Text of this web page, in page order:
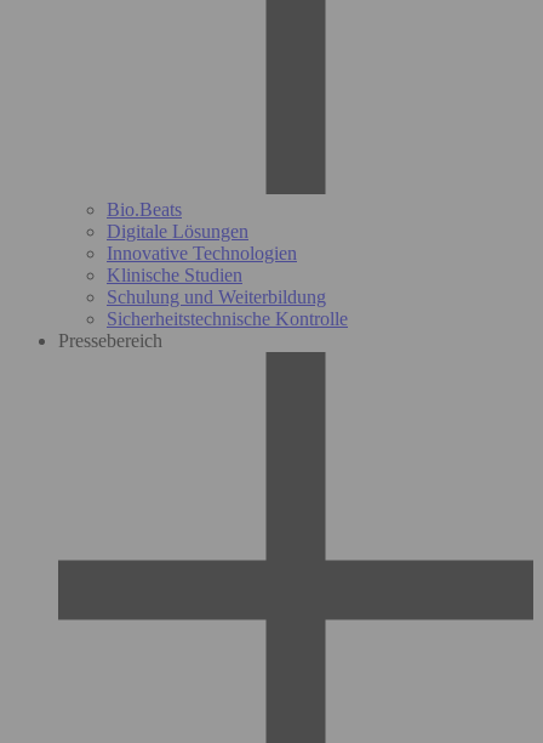
Bio.Beats
Digitale Lösungen
Innovative Technologien
Klinische Studien
Schulung und Weiterbildung
Sicherheitstechnische Kontrolle
Pressebereich